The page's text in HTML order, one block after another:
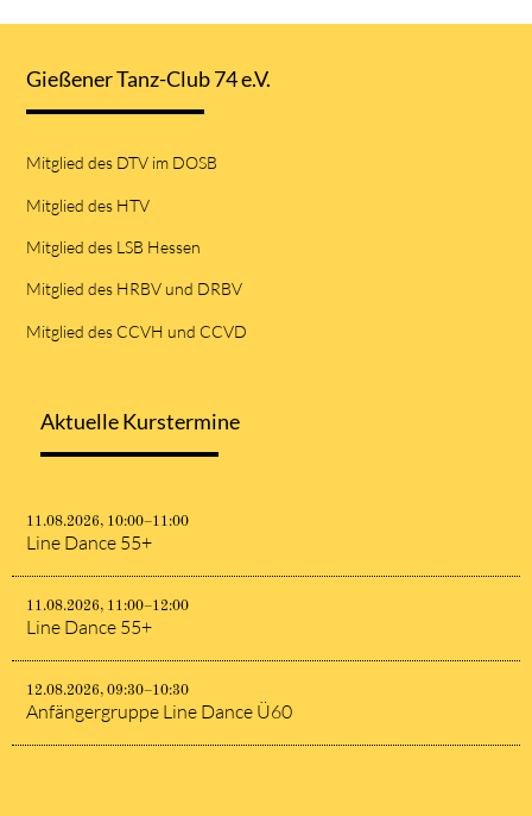
Gießener Tanz-Club 74 e.V.
Mitglied des DTV im DOSB
Mitglied des HTV
Mitglied des LSB Hessen
Mitglied des HRBV und DRBV
Mitglied des CCVH und CCVD
Aktuelle Kurstermine
11.08.2026, 10:00–11:00
Line Dance 55+
11.08.2026, 11:00–12:00
Line Dance 55+
12.08.2026, 09:30–10:30
Anfängergruppe Line Dance Ü60